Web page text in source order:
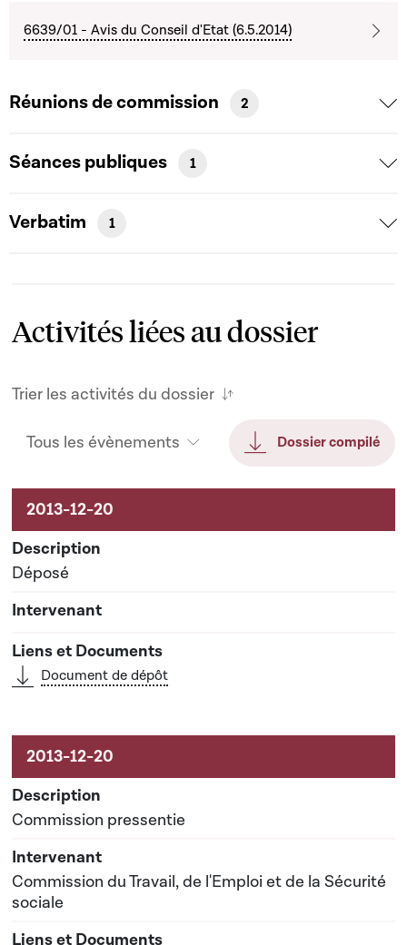
6639/01 - Avis du Conseil d'Etat (6.5.2014)
Réunions de commission 2
Séances publiques 1
Verbatim 1
Activités liées au dossier
Trier les activités du dossier
Tous les évènements Dossier compilé
Activités liées au dossier
Déposé
Document de dépôt
Commission pressentie
Commission du Travail, de l'Emploi et de la Sécurité
sociale